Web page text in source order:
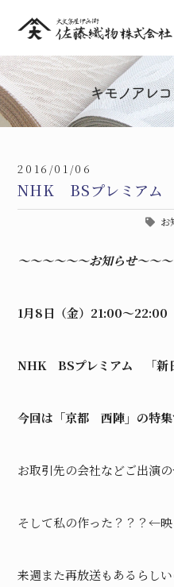
2016/01/06
NHK BSプレミアム
お
～～～～～～お知らせ～～
1月8日（金）21:00～22:00
NHK BSプレミアム 「新日
今回は「京都 西陣」の特集
お取引先の会社などご出演の
そして私の作った？？？←映
来週また再放送もあるらし